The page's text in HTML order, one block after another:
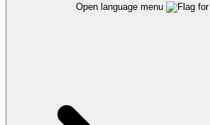
Open language menu